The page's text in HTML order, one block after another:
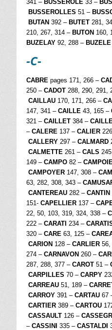
341 – BUSSEROLE 33 –
BUSSEROLLES 51 –
BUTAN 392 – BUTET 281,
210, 267, 314 – BUTON 160,
BUZELAY 92, 288 – BUZELE
-C-
CABRE pages 171, 266 –
250 – CADOT 288, 290, 291,
CAILLAU 170, 171, 266 –
147, 341 – CAILLE 43, 165 –
321 – CAILLET 384 –
– CALERE 137 – CALIER
CALLERY 297 – CALMARD
CALMETTE 261 – CALS
149 – CAMPO 82 –
CAMPOYER 147, 308 –
63, 282, 308, 343 –
CANTEREAU 282 – CANTIN
151- CAPELLIER 137 –
22, 50, 103, 319, 324, 338 –
222 – CARATI 234 –
320 – CARE 63, 125 –
CARION 128 – CARLIER 56,
274 – CARNAVON 260 –
287, 288, 377 – CAROT 51 –
CARPILLES 70 – CARPY
CARREAU 51, 189 –
CARROY 391 – CARTAU 67
CARTIER 389 – CARTOU
CASSAULT 126 –
– CASSINI 335 – CASTALDI